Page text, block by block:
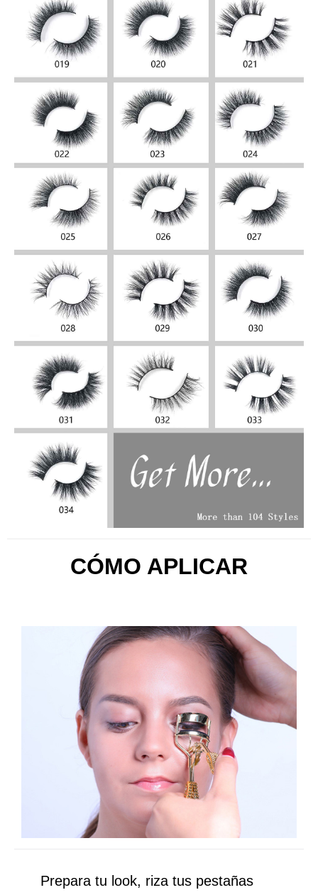
CÓMO APLICAR
Prepara tu look, riza tus pestañas